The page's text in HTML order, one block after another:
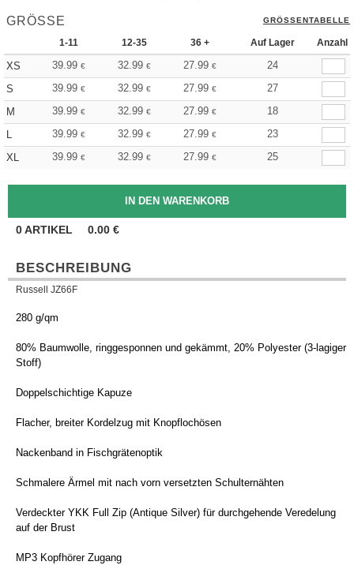
GRÖSSE GRÖSSENTABELLE
1-11 12-35 36 + Auf Lager Anzahl
XS 39.99 € 32.99 € 27.99 €
24
S
39.99 € 32.99 € 27.99 €
27
M
39.99 € 32.99 € 27.99 €
18
L
39.99 € 32.99 € 27.99 €
23
XL
39.99 € 32.99 € 27.99 € 25
0ARTIKEL 0.00 €
BESCHREIBUNG
Russell JZ66F
280 g/qm
80% Baumwolle, ringgesponnen und gekämmt, 20% Polyester (3-lagiger
Stoff)
Doppelschichtige Kapuze
Flacher, breiter Kordelzug mit Knopflochösen
Nackenband in Fischgrätenoptik
Schmalere Ärmel mit nach vorn versetzten Schulternähten
Verdeckter YKK Full Zip (Antique Silver) für durchgehende Veredelung
auf der Brust
MP3 Kopfhörer Zugang